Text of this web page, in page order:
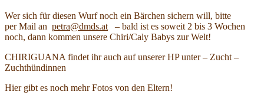
Wer sich für diesen Wurf noch ein Bärchen sichern will, bitte
per Mail an petra@dmds.at – bald ist es soweit 2 bis 3 Wochen
noch, dann kommen unsere Chiri/Caly Babys zur Welt!
CHIRIGUANA findet ihr auch auf unserer HP unter – Zucht –
Zuchthündinnen
Hier gibt es noch mehr Fotos von den Eltern!